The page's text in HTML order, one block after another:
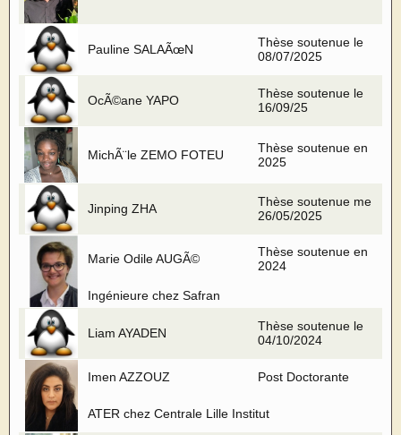
Pauline SALAÃœN
Thèse soutenue le
08/07/2025
OcÃ©ane YAPO
Thèse soutenue le
16/09/25
MichÃ¨le ZEMO FOTEU
Thèse soutenue en
2025
Jinping ZHA
Thèse soutenue me
26/05/2025
Marie Odile AUGÃ©
Thèse soutenue en
2024
Ingénieure chez Safran
Liam AYADEN
Thèse soutenue le
04/10/2024
Imen AZZOUZ Post Doctorante
ATER chez Centrale Lille Institut